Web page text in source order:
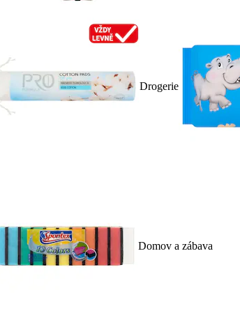
Drogerie
Domov a zábava